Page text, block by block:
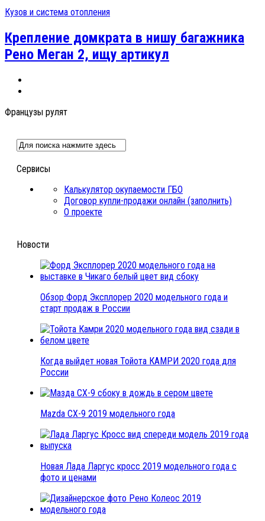
Кузов и система отопления
Крепление домкрата в нишу багажника
Рено Меган 2, ищу артикул
Французы рулят
Сервисы
Калькулятор окупаемости ГБО
Договор купли-продажи онлайн (заполнить)
О проекте
Новости
Обзор Форд Эксплорер 2020 модельного года и
старт продаж в России
Когда выйдет новая Тойота КАМРИ 2020 года для
России
Mazda CX-9 2019 модельного года
Новая Лада Ларгус кросс 2019 модельного года с
фото и ценами